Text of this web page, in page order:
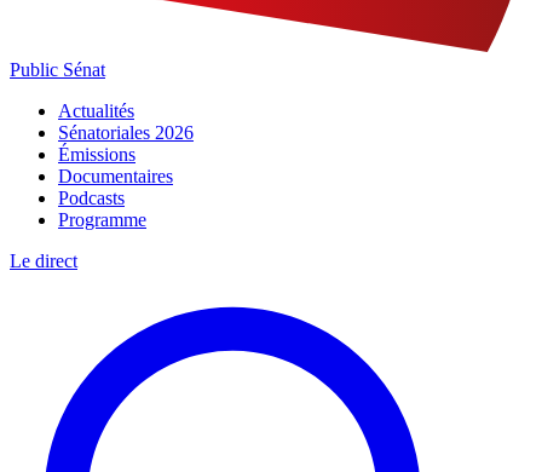
Public Sénat
Actualités
Sénatoriales 2026
Émissions
Documentaires
Podcasts
Programme
Le direct